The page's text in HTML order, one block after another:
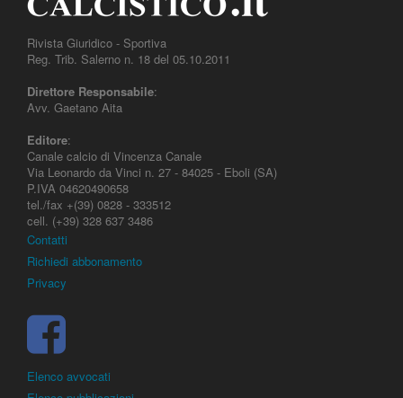
Rivista Giuridico - Sportiva
Reg. Trib. Salerno n. 18 del 05.10.2011
Direttore Responsabile:
Avv. Gaetano Aita
Editore:
Canale calcio di Vincenza Canale
Via Leonardo da Vinci n. 27 - 84025 - Eboli (SA)
P.IVA 04620490658
tel./fax +(39) 0828 - 333512
cell. (+39) 328 637 3486
Contatti
Richiedi abbonamento
Privacy
Elenco avvocati